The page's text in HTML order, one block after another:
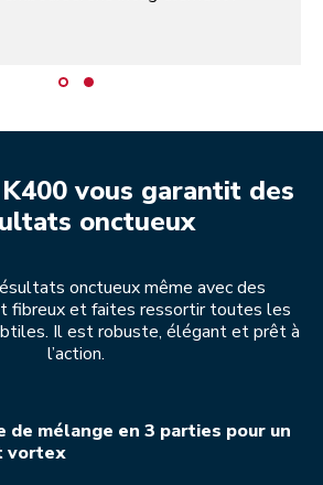
vous garantit des
onctueux
onctueux même avec des
fibreux et faites ressortir toutes les
Il est robuste, élégant et prêt à
l’action.
de mélange en 3 parties pour un
vortex